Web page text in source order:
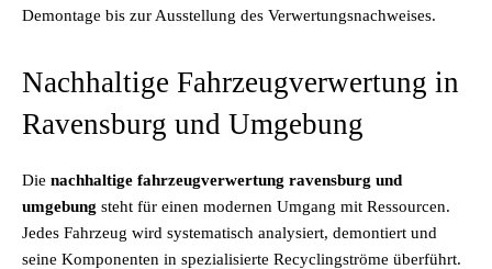
Demontage bis zur Ausstellung des Verwertungsnachweises.
Nachhaltige Fahrzeugverwertung in
Ravensburg und Umgebung
Die nachhaltige fahrzeugverwertung ravensburg und
umgebung steht für einen modernen Umgang mit Ressourcen.
Jedes Fahrzeug wird systematisch analysiert, demontiert und
seine Komponenten in spezialisierte Recyclingströme überführt.